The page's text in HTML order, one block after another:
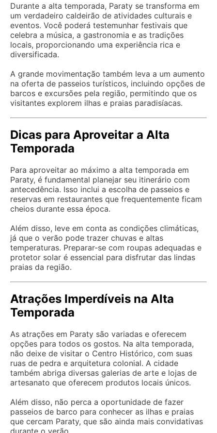
Durante a alta temporada, Paraty se transforma em
um verdadeiro caldeirão de atividades culturais e
eventos. Você poderá testemunhar festivais que
celebra a música, a gastronomia e as tradições
locais, proporcionando uma experiência rica e
diversificada.
A grande movimentação também leva a um aumento
na oferta de passeios turísticos, incluindo opções de
barcos e excursões pela região, permitindo que os
visitantes explorem ilhas e praias paradisíacas.
Dicas para Aproveitar a Alta
Temporada
Para aproveitar ao máximo a alta temporada em
Paraty, é fundamental planejar seu itinerário com
antecedência. Isso inclui a escolha de passeios e
reservas em restaurantes que frequentemente ficam
cheios durante essa época.
Além disso, leve em conta as condições climáticas,
já que o verão pode trazer chuvas e altas
temperaturas. Preparar-se com roupas adequadas e
protetor solar é essencial para disfrutar das lindas
praias da região.
Atrações Imperdíveis na Alta
Temporada
As atrações em Paraty são variadas e oferecem
opções para todos os gostos. Na alta temporada,
não deixe de visitar o Centro Histórico, com suas
ruas de pedra e arquitetura colonial. A cidade
também abriga diversas galerias de arte e lojas de
artesanato que oferecem produtos locais únicos.
Além disso, não perca a oportunidade de fazer
passeios de barco para conhecer as ilhas e praias
que cercam Paraty, que são ainda mais convidativas
durante o verão.